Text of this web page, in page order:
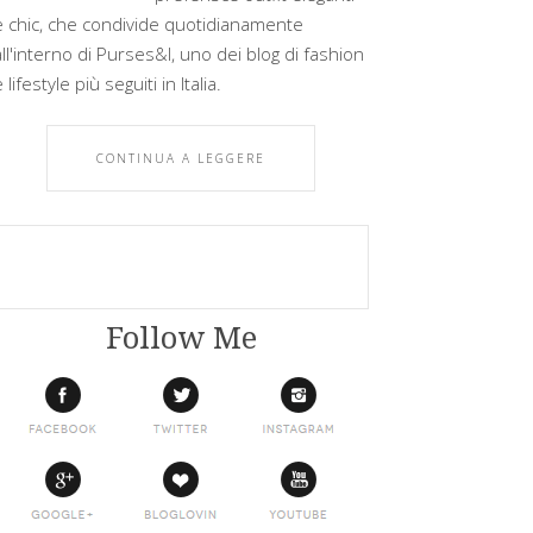
chic, che condivide quotidianamente
di Purses&I, uno dei blog di fashion
lifestyle più seguiti in Italia.
CONTINUA A LEGGERE
Follow Me